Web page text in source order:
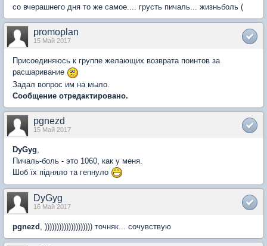
со вчерашнего дня то же самое.... грусть пичаль... жизньболь (
promoplan
15 Май 2017
Присоединяюсь к группе желающих возврата поинтов за
расшаривание
Задал вопрос им на мыло.
Сообщение отредактировано.
pgnezd
15 Май 2017
DyGyg
Пичаль-боль - это 1060, как у меня.
Шоб їх підняло та гепнуло
DyGyg
16 Май 2017
pgnezd , )))))))))))))))))))) точняк... сочувствую